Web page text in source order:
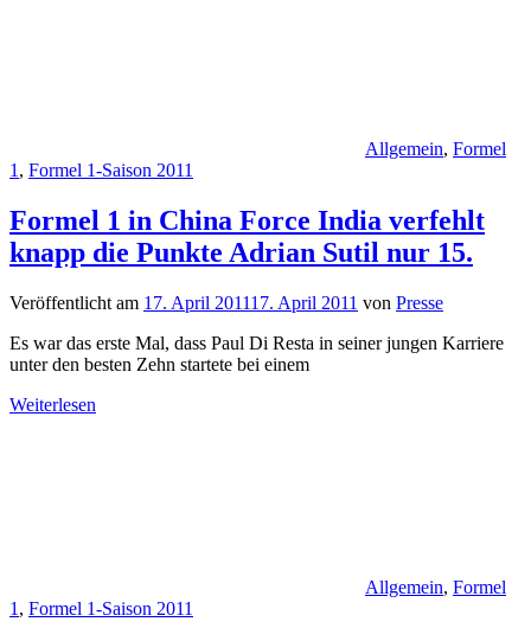
Allgemein, Formel
1 , Formel 1-Saison 2011
Formel 1 in China Force India verfehlt
knapp die Punkte Adrian Sutil nur 15.
Veröffentlicht am 17. April 201117. April 2011 von Presse
Es war das erste Mal, dass Paul Di Resta in seiner jungen Karriere
unter den besten Zehn startete bei einem
Weiterlesen
Allgemein, Formel
1 , Formel 1-Saison 2011